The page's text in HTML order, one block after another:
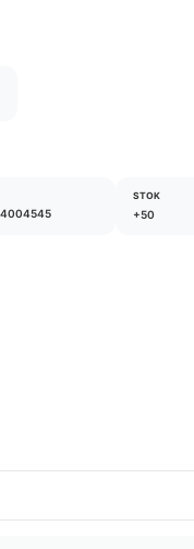
STOK
+50